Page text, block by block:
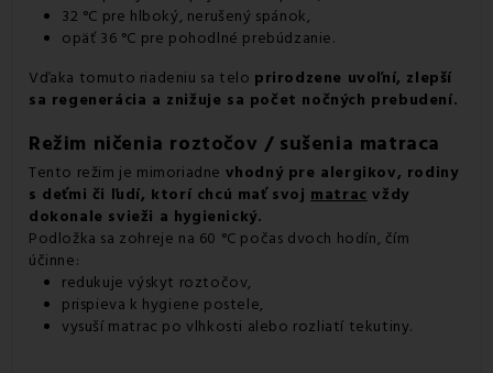
32 °C pre hlboký, nerušený spánok,
opäť 36 °C pre pohodlné prebúdzanie.
Vďaka tomuto riadeniu sa telo prirodzene uvoľní, zlepší
sa regenerácia a znižuje sa počet nočných prebudení.
Režim ničenia roztočov / sušenia matraca
Tento režim je mimoriadne vhodný pre alergikov, rodiny
s deťmi či ľudí, ktorí chcú mať svojmatracvždy
dokonale svieži a hygienický.
Podložka sa zohreje na 60 °C počas dvoch hodín, čím
účinne:
redukuje výskyt roztočov,
prispieva k hygiene postele,
vysuší matrac po vlhkosti alebo rozliatí tekutiny.